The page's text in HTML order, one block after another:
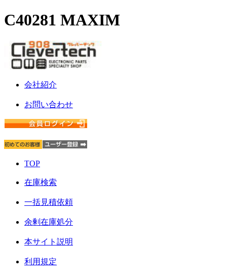
C40281 MAXIM
会社紹介
お問い合わせ
TOP
在庫検索
一括見積依頼
余剰在庫処分
本サイト説明
利用規定